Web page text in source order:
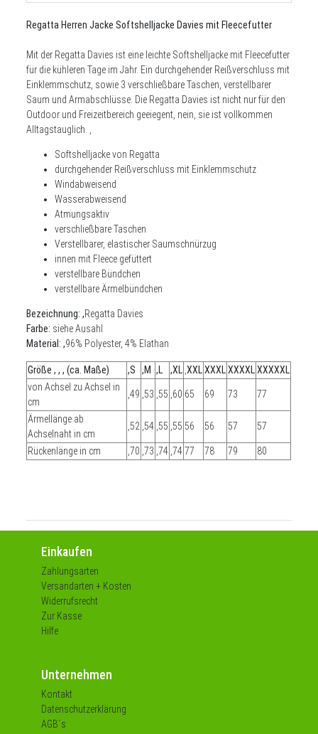
Regatta Herren Jacke Softshelljacke Davies mit Fleecefutter
Mit der Regatta Davies ist eine leichte Softshelljacke mit Fleecefutter
für die kühleren Tage im Jahr. Ein durchgehender Reißverschluss mit
Einklemmschutz, sowie 3 verschließbare Taschen, verstellbarer
Saum und Armabschlüsse. Die Regatta Davies ist nicht nur für den
Outdoor und Freizeitbereich geeiegent, nein, sie ist vollkommen
Alltagstauglich. ,
Softshelljacke von Regatta
durchgehender Reißverschluss mit Einklemmschutz
Windabweisend
Wasserabweisend
Atmungsaktiv
verschließbare Taschen
Verstellbarer, elastischer Saumschnürzug
innen mit Fleece gefüttert
verstellbare Bündchen
verstellbare Ärmelbündchen
Bezeichnung: ,Regatta Davies
Farbe: siehe Ausahl
Material: ,96% Polyester, 4% Elathan
Größe , , , (ca. Maße) ,S ,M ,L ,XL ,XXL XXXL XXXXL XXXXXL
von Achsel zu Achsel in
cm
,49 ,53 ,55 ,60 65 69 73 77
Ärmellänge ab
Achselnaht in cm
,52 ,54 ,55 ,55 56 56 57 57
Rückenlänge in cm ,70 ,73 ,74 ,74 77 78 79 80
Einkaufen
Zahlungsarten
Versandarten + Kosten
Widerrufsrecht
Zur Kasse
Hilfe
Unternehmen
Kontakt
Datenschutzerklärung
AGB´s